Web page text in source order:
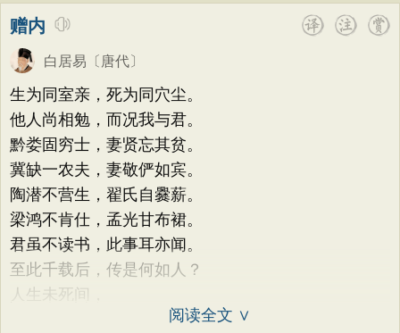
赠内
白居易 〔唐代〕
生为同室亲，死为同穴尘。
他人尚相勉，而况我与君。
黔娄固穷士，妻贤忘其贫。
冀缺一农夫，妻敬俨如宾。
陶潜不营生，翟氏自爨薪。
梁鸿不肯仕，孟光甘布裙。
君虽不读书，此事耳亦闻。
至此千载后，传是何如人？
人生未死间，
阅读全文 ∨